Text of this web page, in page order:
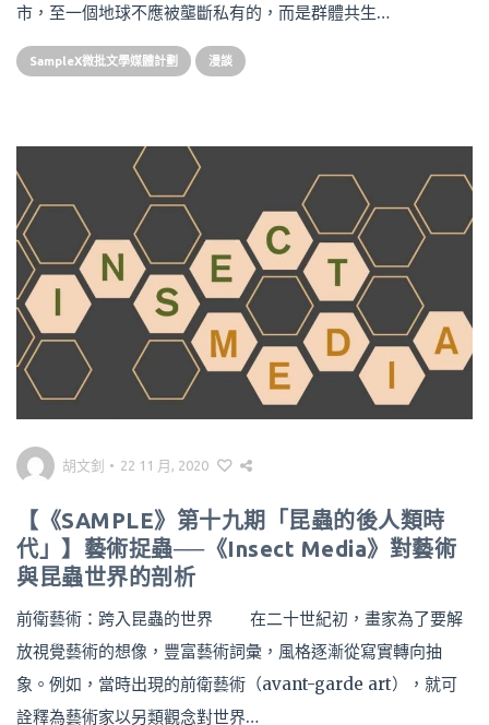
市，至一個地球不應被壟斷私有的，而是群體共生…
SampleX微批文學媒體計劃 漫談
胡文釗 • 22 11 月, 2020
【《SAMPLE》第十九期「昆蟲的後人類時
代」】藝術捉蟲──《Insect Media》對藝術
與昆蟲世界的剖析
前衛藝術：跨入昆蟲的世界 在二十世紀初，畫家為了要解
放視覺藝術的想像，豐富藝術詞彙，風格逐漸從寫實轉向抽
象。例如，當時出現的前衛藝術（avant-garde art），就可
詮釋為藝術家以另類觀念對世界…